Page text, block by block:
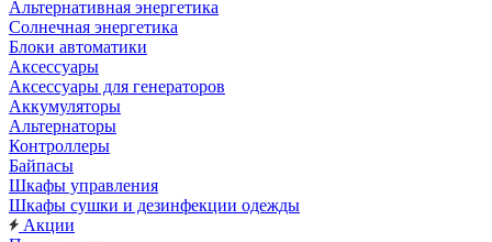
Альтернативная энергетика
Солнечная энергетика
Блоки автоматики
Аксессуары
Аксессуары для генераторов
Аккумуляторы
Альтернаторы
Контроллеры
Байпасы
Шкафы управления
Шкафы сушки и дезинфекции одежды
Акции